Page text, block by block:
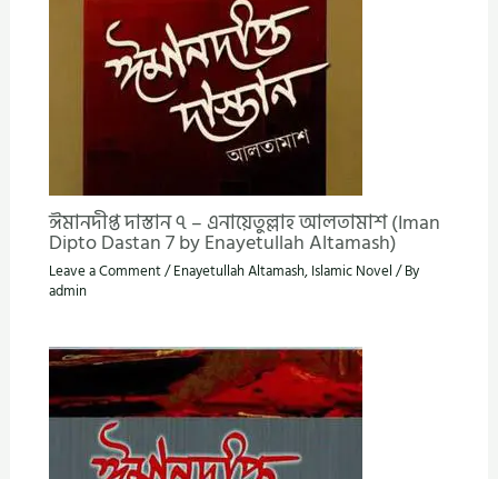
ঈমানদীপ্ত দাস্তান ৭ – এনায়েতুল্লাহ আলতামাশ (Iman
Dipto Dastan 7 by Enayetullah Altamash)
Leave a Comment/Enayetullah Altamash, Islamic Novel / By
admin